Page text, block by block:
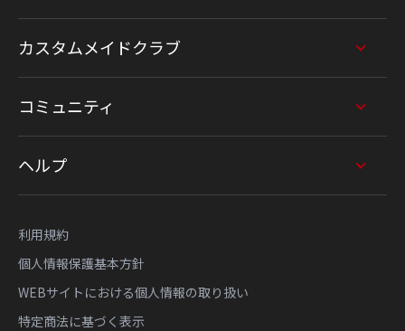
カスタムメイドクラブ
コミュニティ
ヘルプ
利用規約
個人情報保護基本方針
WEBサイトにおける個人情報の取り扱い
特定商法に基づく表示